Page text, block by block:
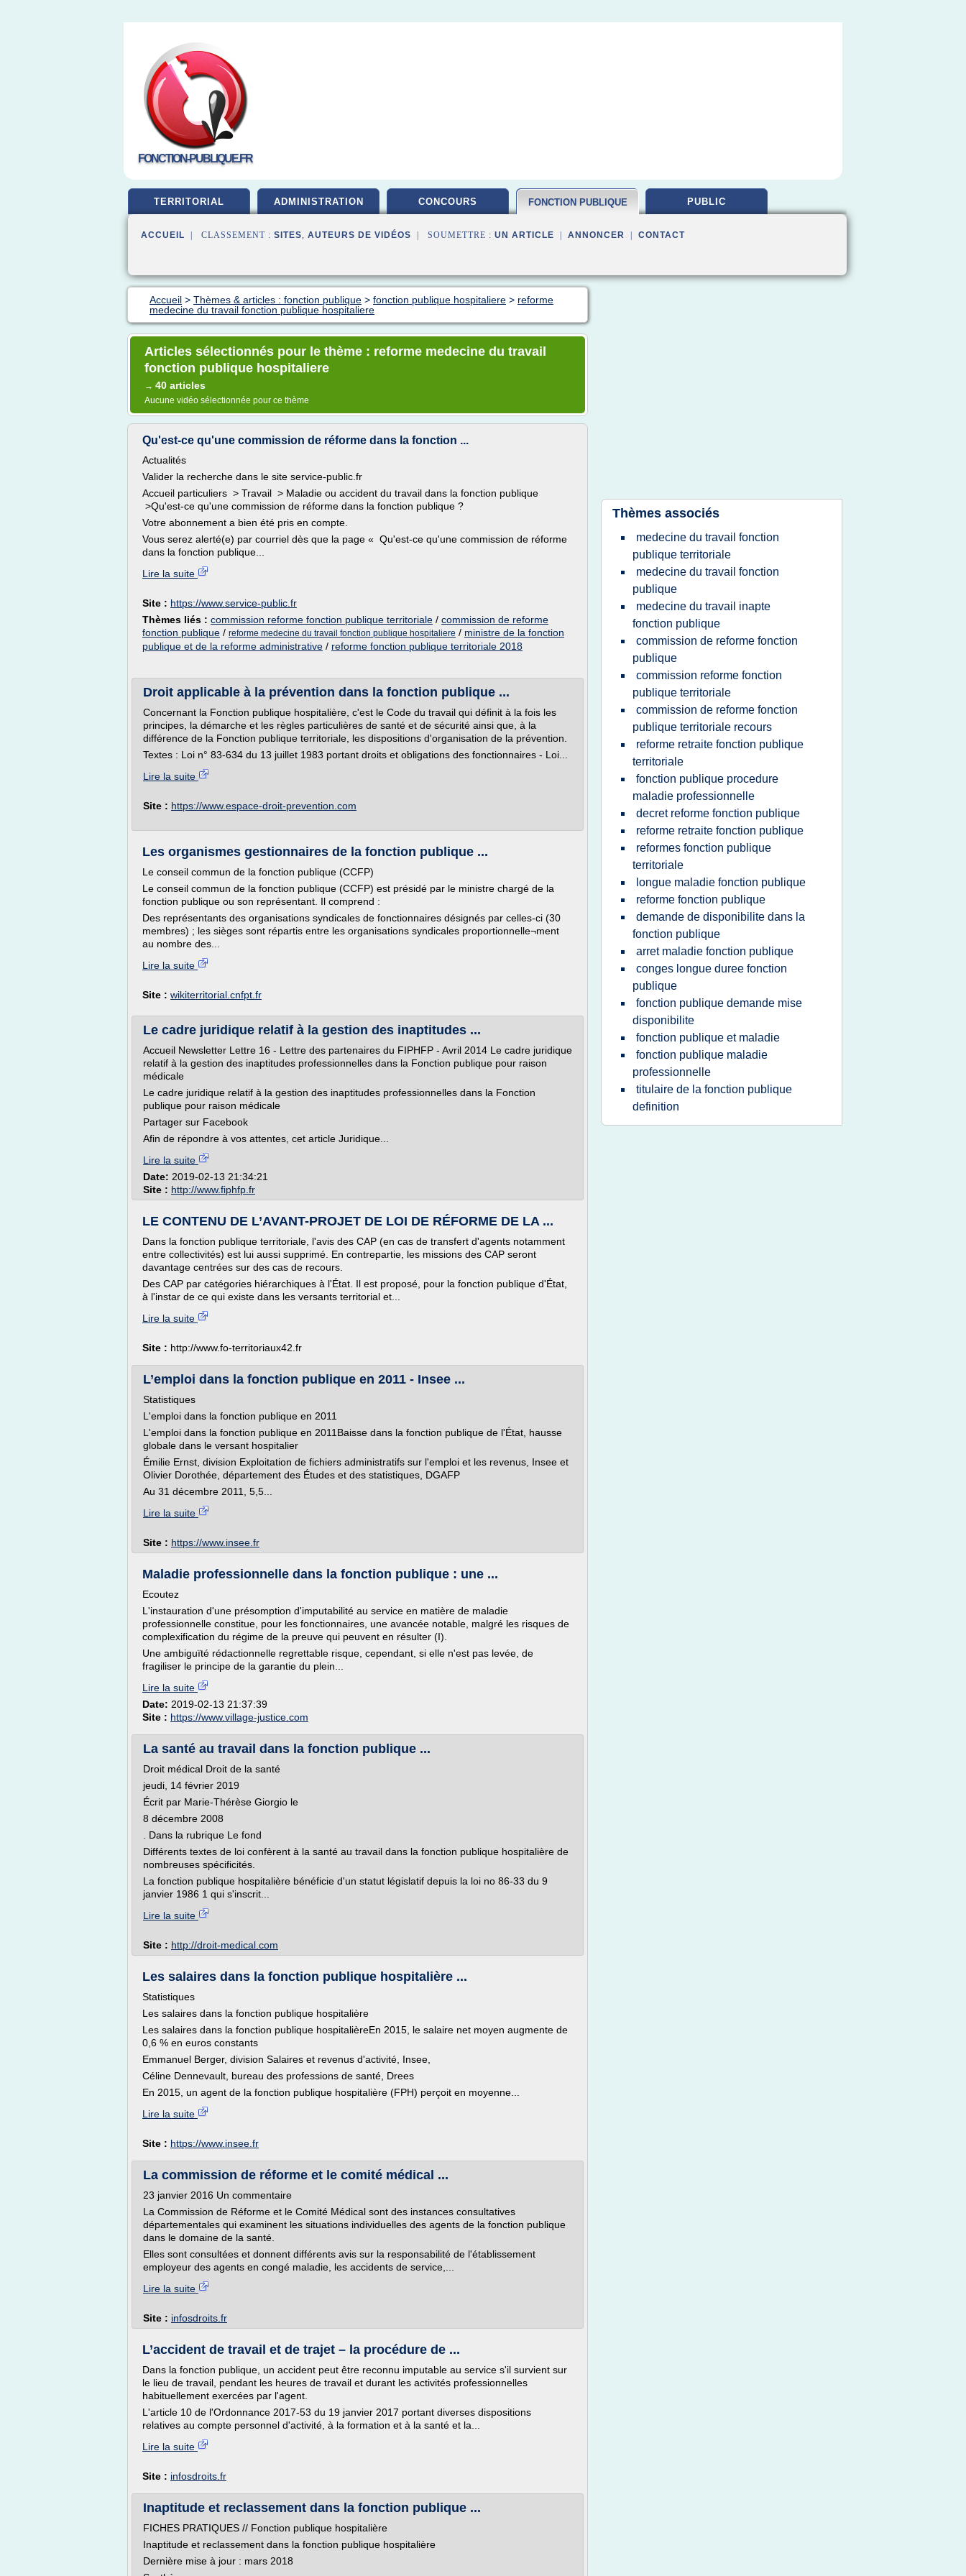
FONCTION-PUBLIQUE.FR
TERRITORIAL ADMINISTRATION CONCOURS FONCTION PUBLIQUE PUBLIC
ACCUEIL | CLASSEMENT : SITES, AUTEURS DE VIDÉOS | SOUMETTRE : UN ARTICLE ANNONCER CONTACT
Accueil > Thèmes & articles : fonction publique > fonction publique hospitaliere > reforme
medecine du travail fonction publique hospitaliere
Articles sélectionnés pour le thème : reforme medecine du travail
fonction publique hospitaliere
→ 40 articles
Aucune vidéo sélectionnée pour ce thème
Qu'est-ce qu'une commission de réforme dans la fonction ...
Actualités
Valider la recherche dans le site service-public.fr
Accueil particuliers > Travail > Maladie ou accident du travail dans la fonction publique
>Qu'est-ce qu'une commission de réforme dans la fonction publique ?
Votre abonnement a bien été pris en compte.
Vous serez alerté(e) par courriel dès que la page « Qu'est-ce qu'une commission de réforme
dans la fonction publique...
Lire la suite
Site : https://www.service-public.fr
Thèmes liés : commission reforme fonction publique territoriale / commission de reforme
fonction publique / reforme medecine du travail fonction publique hospitaliere / ministre de la fonction
publique et de la reforme administrative / reforme fonction publique territoriale 2018
Droit applicable à la prévention dans la fonction publique ...
Concernant la Fonction publique hospitalière, c'est le Code du travail qui définit à la fois les
principes, la démarche et les règles particulières de santé et de sécurité ainsi que, à la
différence de la Fonction publique territoriale, les dispositions d'organisation de la prévention.
Textes : Loi n° 83-634 du 13 juillet 1983 portant droits et obligations des fonctionnaires - Loi...
Lire la suite
Site : https://www.espace-droit-prevention.com
Les organismes gestionnaires de la fonction publique ...
Le conseil commun de la fonction publique (CCFP)
Le conseil commun de la fonction publique (CCFP) est présidé par le ministre chargé de la
fonction publique ou son représentant. Il comprend :
Des représentants des organisations syndicales de fonctionnaires désignés par celles-ci (30
membres) ; les sièges sont répartis entre les organisations syndicales proportionnelle¬ment
au nombre des...
Lire la suite
Site : wikiterritorial.cnfpt.fr
Le cadre juridique relatif à la gestion des inaptitudes ...
Accueil Newsletter Lettre 16 - Lettre des partenaires du FIPHFP - Avril 2014 Le cadre juridique
relatif à la gestion des inaptitudes professionnelles dans la Fonction publique pour raison
médicale
Le cadre juridique relatif à la gestion des inaptitudes professionnelles dans la Fonction
publique pour raison médicale
Partager sur Facebook
Afin de répondre à vos attentes, cet article Juridique...
Lire la suite
Date: 2019-02-13 21:34:21
Site : http://www.fiphfp.fr
LE CONTENU DE L’AVANT-PROJET DE LOI DE RÉFORME DE LA ...
Dans la fonction publique territoriale, l'avis des CAP (en cas de transfert d'agents notamment
entre collectivités) est lui aussi supprimé. En contrepartie, les missions des CAP seront
davantage centrées sur des cas de recours.
Des CAP par catégories hiérarchiques à l'État. Il est proposé, pour la fonction publique d'État,
à l'instar de ce qui existe dans les versants territorial et...
Lire la suite
Site : http://www.fo-territoriaux42.fr
L’emploi dans la fonction publique en 2011 - Insee ...
Statistiques
L'emploi dans la fonction publique en 2011
L'emploi dans la fonction publique en 2011Baisse dans la fonction publique de l'État, hausse
globale dans le versant hospitalier
Émilie Ernst, division Exploitation de fichiers administratifs sur l'emploi et les revenus, Insee et
Olivier Dorothée, département des Études et des statistiques, DGAFP
Au 31 décembre 2011, 5,5...
Lire la suite
Site : https://www.insee.fr
Maladie professionnelle dans la fonction publique : une ...
Ecoutez
L'instauration d'une présomption d'imputabilité au service en matière de maladie
professionnelle constitue, pour les fonctionnaires, une avancée notable, malgré les risques de
complexification du régime de la preuve qui peuvent en résulter (I).
Une ambiguïté rédactionnelle regrettable risque, cependant, si elle n'est pas levée, de
fragiliser le principe de la garantie du plein...
Lire la suite
Date: 2019-02-13 21:37:39
Site : https://www.village-justice.com
La santé au travail dans la fonction publique ...
Droit médical Droit de la santé
jeudi, 14 février 2019
Écrit par Marie-Thérèse Giorgio le
8 décembre 2008
. Dans la rubrique Le fond
Différents textes de loi confèrent à la santé au travail dans la fonction publique hospitalière de
nombreuses spécificités.
La fonction publique hospitalière bénéficie d'un statut législatif depuis la loi no 86-33 du 9
janvier 1986 1 qui s'inscrit...
Lire la suite
Site : http://droit-medical.com
Les salaires dans la fonction publique hospitalière ...
Statistiques
Les salaires dans la fonction publique hospitalière
Les salaires dans la fonction publique hospitalièreEn 2015, le salaire net moyen augmente de
0,6 % en euros constants
Emmanuel Berger, division Salaires et revenus d'activité, Insee,
Céline Dennevault, bureau des professions de santé, Drees
En 2015, un agent de la fonction publique hospitalière (FPH) perçoit en moyenne...
Lire la suite
Site : https://www.insee.fr
La commission de réforme et le comité médical ...
23 janvier 2016 Un commentaire
La Commission de Réforme et le Comité Médical sont des instances consultatives
départementales qui examinent les situations individuelles des agents de la fonction publique
dans le domaine de la santé.
Elles sont consultées et donnent différents avis sur la responsabilité de l'établissement
employeur des agents en congé maladie, les accidents de service,...
Lire la suite
Site : infosdroits.fr
L’accident de travail et de trajet – la procédure de ...
Dans la fonction publique, un accident peut être reconnu imputable au service s'il survient sur
le lieu de travail, pendant les heures de travail et durant les activités professionnelles
habituellement exercées par l'agent.
L'article 10 de l'Ordonnance 2017-53 du 19 janvier 2017 portant diverses dispositions
relatives au compte personnel d'activité, à la formation et à la santé et la...
Lire la suite
Site : infosdroits.fr
Inaptitude et reclassement dans la fonction publique ...
FICHES PRATIQUES // Fonction publique hospitalière
Inaptitude et reclassement dans la fonction publique hospitalière
Dernière mise à jour : mars 2018
Thèmes associés
medecine du travail fonction
publique territoriale
medecine du travail fonction
publique
medecine du travail inapte
fonction publique
commission de reforme fonction
publique
commission reforme fonction
publique territoriale
commission de reforme fonction
publique territoriale recours
reforme retraite fonction publique
territoriale
fonction publique procedure
maladie professionnelle
decret reforme fonction publique
reforme retraite fonction publique
reformes fonction publique
territoriale
longue maladie fonction publique
reforme fonction publique
demande de disponibilite dans la
fonction publique
arret maladie fonction publique
conges longue duree fonction
publique
fonction publique demande mise
disponibilite
fonction publique et maladie
fonction publique maladie
professionnelle
titulaire de la fonction publique
definition